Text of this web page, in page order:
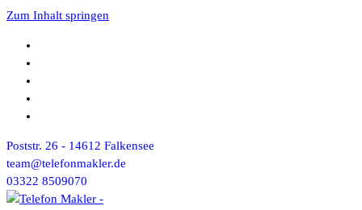
Zum Inhalt springen
Poststr. 26 - 14612 Falkensee
team@telefonmakler.de
03322 8509070